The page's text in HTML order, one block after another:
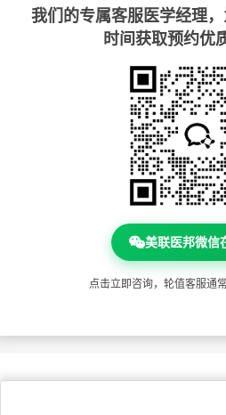
我们的专属客服医学经理
时间获取预约优
美联医邦微信
点击立即咨询，轮值客服通